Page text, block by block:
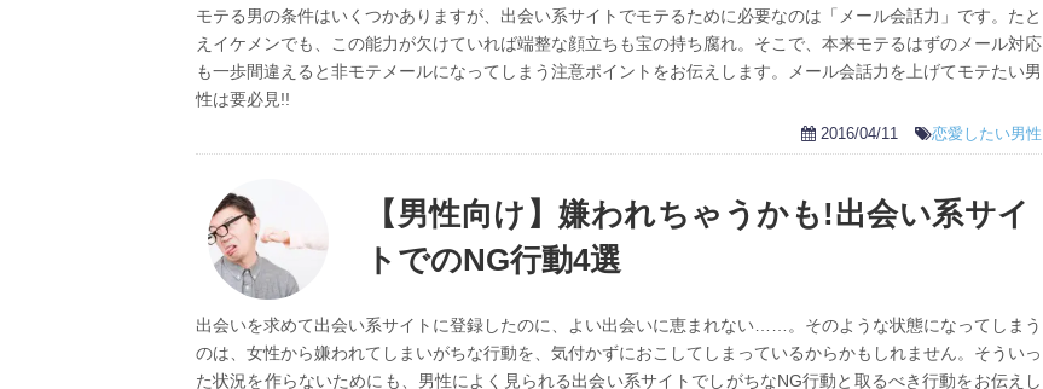
モテる男の条件はいくつかありますが、出会い系サイトでモテるために必要なのは「メール会話力」です。たと
えイケメンでも、この能力が欠けていれば端整な顔立ちも宝の持ち腐れ。そこで、本来モテるはずのメール対応
も一歩間違えると非モテメールになってしまう注意ポイントをお伝えします。メール会話力を上げてモテたい男
性は要必見!!
2016/04/11 恋愛したい男性
【男性向け】嫌われちゃうかも!出会い系サイ
トでのNG行動4選
出会いを求めて出会い系サイトに登録したのに、よい出会いに恵まれない……。そのような状態になってしまう
のは、女性から嫌われてしまいがちな行動を、気付かずにおこしてしまっているからかもしれません。そういっ
た状況を作らないためにも、男性によく見られる出会い系サイトでしがちなNG行動と取るべき行動をお伝えし